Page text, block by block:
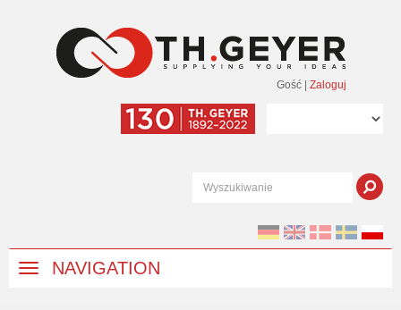
Gość Zaloguj
NAVIGATION